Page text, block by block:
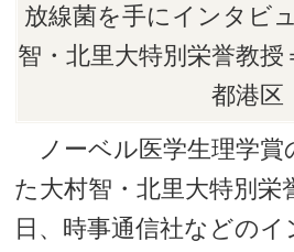
放線菌を手にインタビ
智・北里大特別栄誉教授
都港区
ノーベル医学生理学賞
た大村智・北里大特別栄
日、時事通信社などの